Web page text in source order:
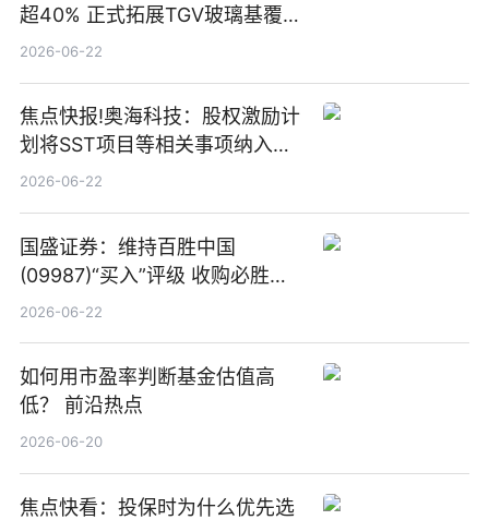
超40% 正式拓展TGV玻璃基覆铜
板新材料业务
2026-06-22
焦点快报!奥海科技：股权激励计
划将SST项目等相关事项纳入专
项业务发展考核指标
2026-06-22
国盛证券：维持百胜中国
(09987)“买入”评级 收购必胜客
中国增厚利润加速成长 信息
2026-06-22
如何用市盈率判断基金估值高
低？ 前沿热点
2026-06-20
焦点快看：投保时为什么优先选